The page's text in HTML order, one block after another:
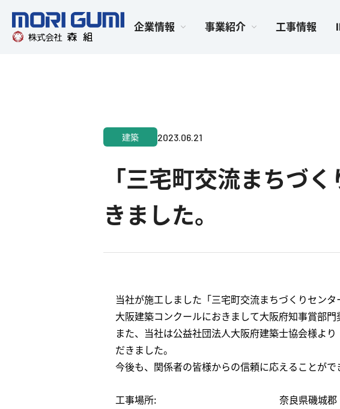
企業情報 事業紹介 工事情報
建築 2023.06.21
「三宅町交流まちづ
きました。
当社が施工しました「三宅町交流まちづくりセン
大阪建築コンクールにおきまして大阪府知事賞部門
また、当社は公益社団法人大阪府建築士協会様よ
だきました。
今後も、関係者の皆様からの信頼に応えることがで
工事場所:
奈良県磯城郡